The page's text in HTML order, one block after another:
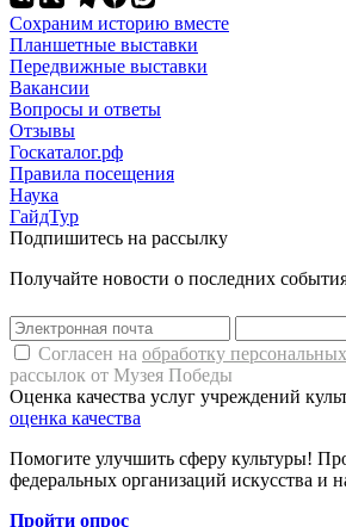
Сохраним историю вместе
Планшетные выставки
Передвижные выставки
Вакансии
Вопросы и ответы
Отзывы
Госкаталог.рф
Правила посещения
Наука
ГайдТур
Подпишитесь на рассылку
Получайте новости о последних
Согласен на обработку
рассылок от Музея Победы
Оценка качества услуг учреждений
оценка качества
Помогите улучшить сферу культуры!
федеральных организаций искусства и
Пройти опрос